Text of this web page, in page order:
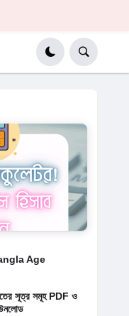
Age
সূত্র সমূহ PDF ও